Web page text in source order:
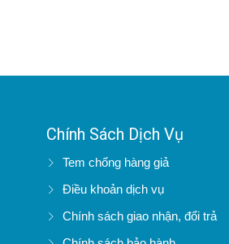
Chính Sách Dịch Vụ
Tem chống hàng giả
Điều khoản dịch vụ
Chính sách giao nhận, đổi trả